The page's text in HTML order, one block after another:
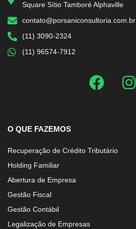
Square Sítio Tamboré Alphaville
contato@porsaniconsultoria.com.br
(11) 3090-2324
(11) 96574-7912
O QUE FAZEMOS
Recuperação de Crédito Tributário
Holding Familiar
Abertura de Empresa
Gestão Fiscal
Gestão Contábil
Legalização de Empresas